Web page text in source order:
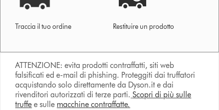
Traccia il tuo ordine Restituire un prodotto
ATTENZIONE: evita prodotti contraffatti, siti web
falsificati ed e-mail di phishing. Proteggiti dai truffatori
acquistando solo direttamente da Dyson.it e dai
rivenditori autorizzati di terze parti. Scopri di più sulle
truffe e sulle macchine contraffatte.